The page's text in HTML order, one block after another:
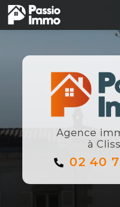
Aller
au
contenu
principal
Agence
à
02 40